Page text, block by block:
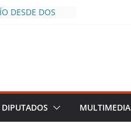
DESDE DOS
A LAS
TERMINA
DIPUTADOS MULTIMEDIA